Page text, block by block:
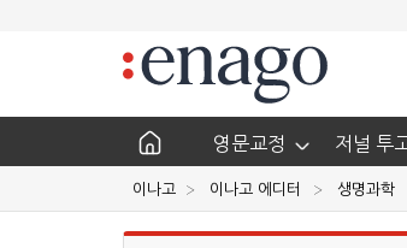
영문교정 저널 투
이나고 이나고 에디터 생명과학